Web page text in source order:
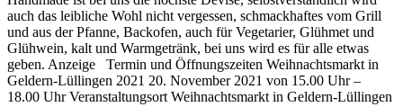
auch das leibliche Wohl nicht vergessen, schmackhaftes vom Grill
und aus der Pfanne, Backofen, auch für Vegetarier, Glühmet und
Glühwein, kalt und Warmgetränk, bei uns wird es für alle etwas
geben. Anzeige Termin und Öffnungszeiten Weihnachtsmarkt in
Geldern-Lüllingen 2021 20. November 2021 von 15.00 Uhr –
18.00 Uhr Veranstaltungsort Weihnachtsmarkt in Geldern-Lüllingen